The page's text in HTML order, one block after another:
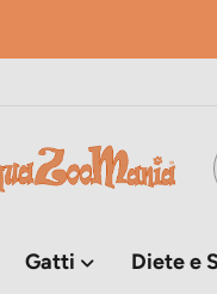
Gatti Diete e